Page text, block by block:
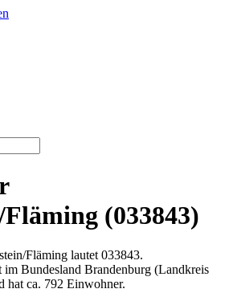
(033843)
Fläming lautet 033843.
im Bundesland Brandenburg (Landkreis
hat ca. 792 Einwohner.